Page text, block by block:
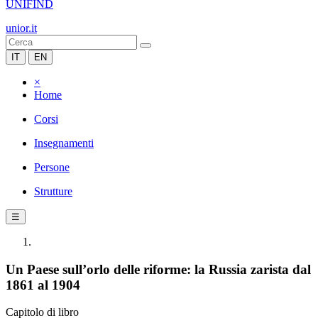
UNIFIND
unior.it
IT EN
×
Home
Corsi
Insegnamenti
Persone
Strutture
☰
Un Paese sull’orlo delle riforme: la Russia zarista dal
1861 al 1904
Capitolo di libro